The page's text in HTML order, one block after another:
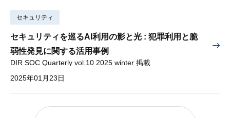
セキュリティ
セキュリティを巡るAI利用の影と光 : 犯罪利用と脆
弱性発見に関する活用事例
DIR SOC Quarterly vol.10 2025 winter 掲載
2025年01月23日